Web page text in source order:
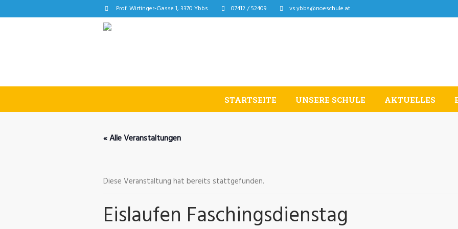
Prof. Wirtinger-Gasse 1, 3370 Ybbs 07412 / 52409 vs.ybbs@noeschule.at
STARTSEITE UNSERE SCHULE AKTUELLES
« Alle Veranstaltungen
Diese Veranstaltung hat bereits stattgefunden.
Eislaufen Faschingsdienstag